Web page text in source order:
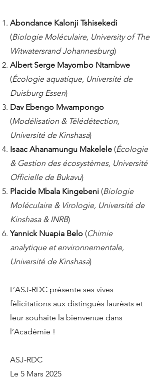
Abondance Kalonji Tshisekedi
(Biologie Moléculaire, University of The
Witwatersrand Johannesburg)
Albert Serge Mayombo Ntambwe
(Écologie aquatique, Université de
Duisburg Essen)
Dav Ebengo Mwampongo
(Modélisation & Télédétection,
Université de Kinshasa)
Isaac Ahanamungu Makelele (Écologie
& Gestion des écosystèmes, Université
Officielle de Bukavu)
Placide Mbala Kingebeni (Biologie
Moléculaire & Virologie, Université de
Kinshasa & INRB)
Yannick Nuapia Belo (Chimie
analytique et environnementale,
Université de Kinshasa)
L’ASJ-RDC présente ses vives
félicitations aux distingués lauréats et
leur souhaite la bienvenue dans
l’Académie !​
ASJ-RDC
Le 5 Mars 2025